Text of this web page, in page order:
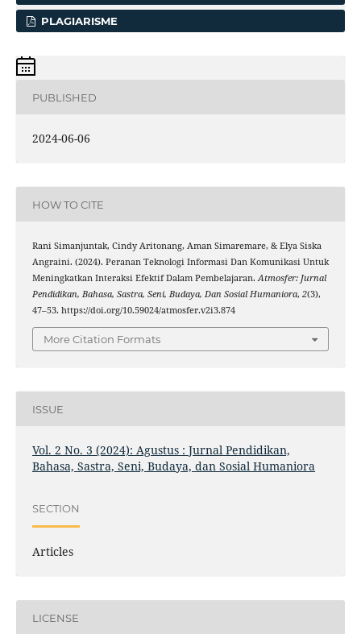
PLAGIARISME
PUBLISHED
2024-06-06
HOW TO CITE
Rani Simanjuntak, Cindy Aritonang, Aman Simaremare, & Elya Siska
Angraini. (2024). Peranan Teknologi Informasi Dan Komunikasi Untuk
Meningkatkan Interaksi Efektif Dalam Pembelajaran.Atmosfer: Jurnal
Pendidikan, Bahasa, Sastra, Seni, Budaya, Dan Sosial Humaniora, 2(3),
47–53. https://doi.org/10.59024/atmosfer.v2i3.874
More Citation Formats
ISSUE
Vol. 2 No. 3 (2024): Agustus : Jurnal Pendidikan,
Bahasa, Sastra, Seni, Budaya, dan Sosial Humaniora
SECTION
Articles
LICENSE